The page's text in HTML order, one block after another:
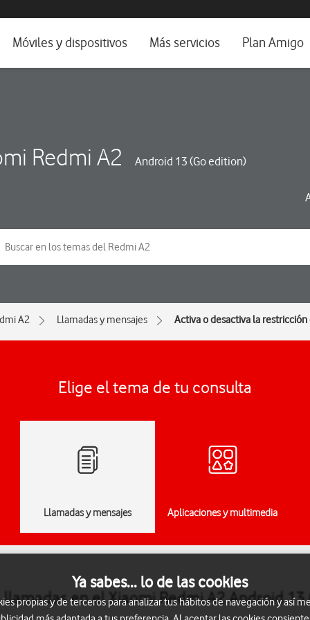
e idioma
Móviles y dispositivos Más servicios Plan Amigo
Redmi A2 Android 13 (Go edition)
A2 Llamadas y mensajes Activa o desactiva la
Elige el tema de tu consulta
Llamadas y mensajes Aplicaciones y multimedia
en el Xiaomi Redmi A2 Android 13
Ya sabes... lo de las cookies
propias y de terceros para analizar tus hábitos de navegación y así